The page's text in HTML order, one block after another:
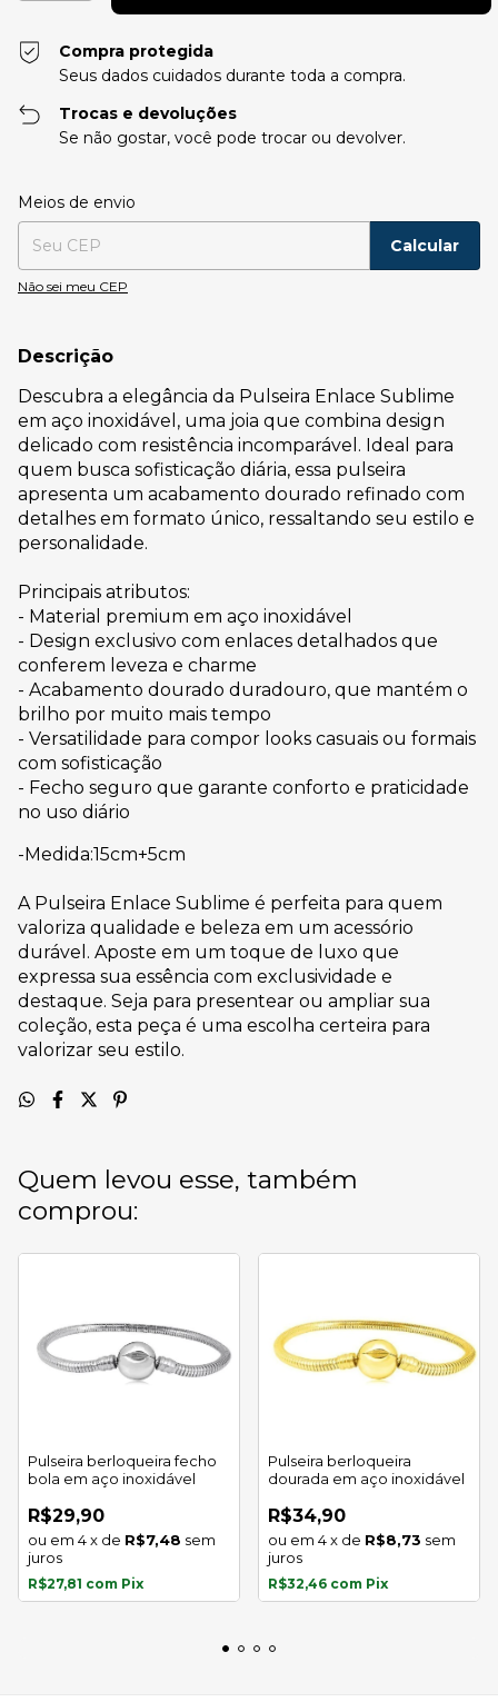
Compra protegida
Seus dados cuidados durante toda a compra.
Trocas e devoluções
Se não gostar, você pode trocar ou devolver.
Entregas para o CEP:
Meios de envio
Calcular
Não sei meu CEP
Descrição
Descubra a elegância da Pulseira Enlace Sublime
em aço inoxidável, uma joia que combina design
delicado com resistência incomparável. Ideal para
quem busca sofisticação diária, essa pulseira
apresenta um acabamento dourado refinado com
detalhes em formato único, ressaltando seu estilo e
personalidade.
Principais atributos:
- Material premium em aço inoxidável
- Design exclusivo com enlaces detalhados que
conferem leveza e charme
- Acabamento dourado duradouro, que mantém o
brilho por muito mais tempo
- Versatilidade para compor looks casuais ou formais
com sofisticação
- Fecho seguro que garante conforto e praticidade
no uso diário
-Medida:15cm+5cm
A Pulseira Enlace Sublime é perfeita para quem
valoriza qualidade e beleza em um acessório
durável. Aposte em um toque de luxo que
expressa sua essência com exclusividade e
destaque. Seja para presentear ou ampliar sua
coleção, esta peça é uma escolha certeira para
valorizar seu estilo.
Quem levou esse, também
comprou:
Pulseira berloqueira fecho
bola em aço inoxidável
R$29,90
4x de R$7,48 sem
juros
R$27,81 com Pix
Pulseira berloqueira
dourada em aço inoxidável
R$34,90
4x de R$8,73 sem
juros
R$32,46 com Pix